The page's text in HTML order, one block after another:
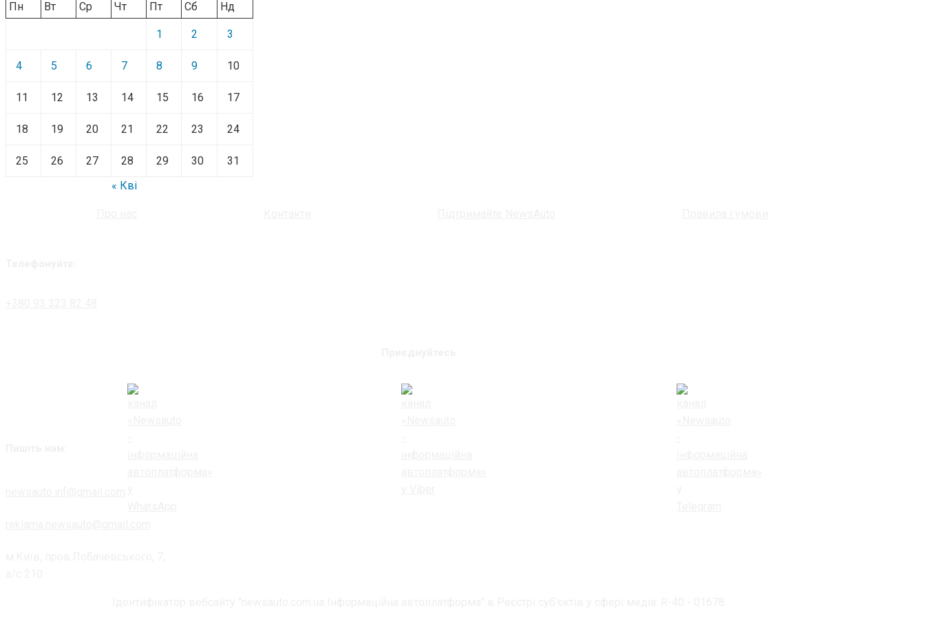
Пн Вт Ср Чт Пт Сб Нд
1 2 3
4 5 6 7 8 9 10
11 12 13 14 15 16 17
18 19 20 21 22 23 24
25 26 27 28 29 30
31
« Кві